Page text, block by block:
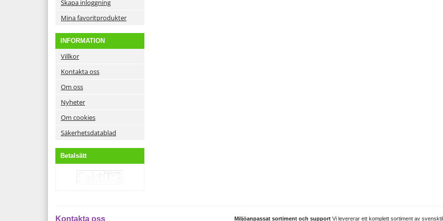
Skapa inloggning
Mina favoritprodukter
INFORMATION
Villkor
Kontakta oss
Om oss
Nyheter
Om cookies
Säkerhetsdatablad
Betalsätt
Kontakta oss Miljöanpassat sortiment och support Vi levererar ett komplett sortiment av